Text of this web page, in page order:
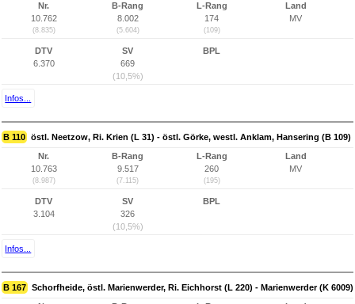
Nr.
10.762
(8.835)
B-Rang
8.002
(5.604)
L-Rang
174
(109)
Land
MV
DTV
6.370
SV
669
(10,5%)
BPL
Infos...
B 110 östl. Neetzow, Ri. Krien (L 31) - östl. Görke, westl. Anklam, Hansering (B 109)
Nr.
10.763
(8.987)
B-Rang
9.517
(7.115)
L-Rang
260
(195)
Land
MV
DTV
3.104
SV
326
(10,5%)
BPL
Infos...
B 167 Schorfheide, östl. Marienwerder, Ri. Eichhorst (L 220) - Marienwerder (K 6009)